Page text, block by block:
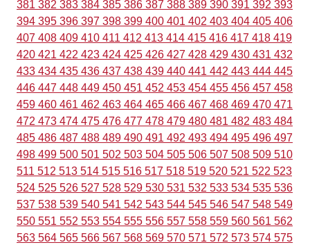
381 382 383 384 385 386 387 388 389 390 391 392 393
394 395 396 397 398 399 400 401 402 403 404 405 406
407 408 409 410 411 412 413 414 415 416 417 418 419
420 421 422 423 424 425 426 427 428 429 430 431 432
433 434 435 436 437 438 439 440 441 442 443 444 445
446 447 448 449 450 451 452 453 454 455 456 457 458
459 460 461 462 463 464 465 466 467 468 469 470 471
472 473 474 475 476 477 478 479 480 481 482 483 484
485 486 487 488 489 490 491 492 493 494 495 496 497
498 499 500 501 502 503 504 505 506 507 508 509 510
511 512 513 514 515 516 517 518 519 520 521 522 523
524 525 526 527 528 529 530 531 532 533 534 535 536
537 538 539 540 541 542 543 544 545 546 547 548 549
550 551 552 553 554 555 556 557 558 559 560 561 562
563 564 565 566 567 568 569 570 571 572 573 574 575